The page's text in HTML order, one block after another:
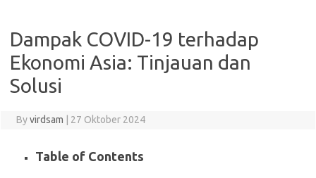
Dampak COVID-19 terhadap
Ekonomi Asia: Tinjauan dan
Solusi
Byvirdsam 27 Oktober 2024
Table of Contents